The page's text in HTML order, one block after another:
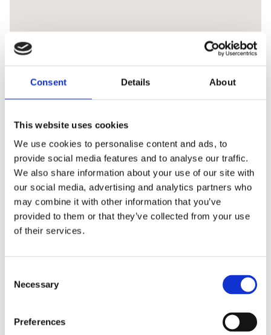
Consent Details About
This website uses cookies
We use cookies to personalise content and ads, to
provide social media features and to analyse our traffic.
We also share information about your use of our site with
our social media, advertising and analytics partners who
may combine it with other information that you’ve
provided to them or that they’ve collected from your use
of their services.
Selection
Necessary
Preferences